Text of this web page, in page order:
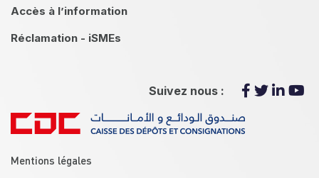
Accès à l’information
Réclamation - iSMEs
Suivez nous :
Mentions légales